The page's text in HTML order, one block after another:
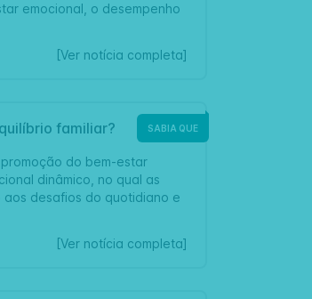
emocional, o desempenho
[Ver notícia completa]
SABIA QUE
familiar?
do bem-estar
dinâmico, no qual as
aos desafios do quotidiano e
[Ver notícia completa]